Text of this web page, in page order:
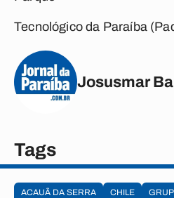
Tecnológico da Paraíba
Josusmar
Tags
ACAUÃ DA SERRA CHILE